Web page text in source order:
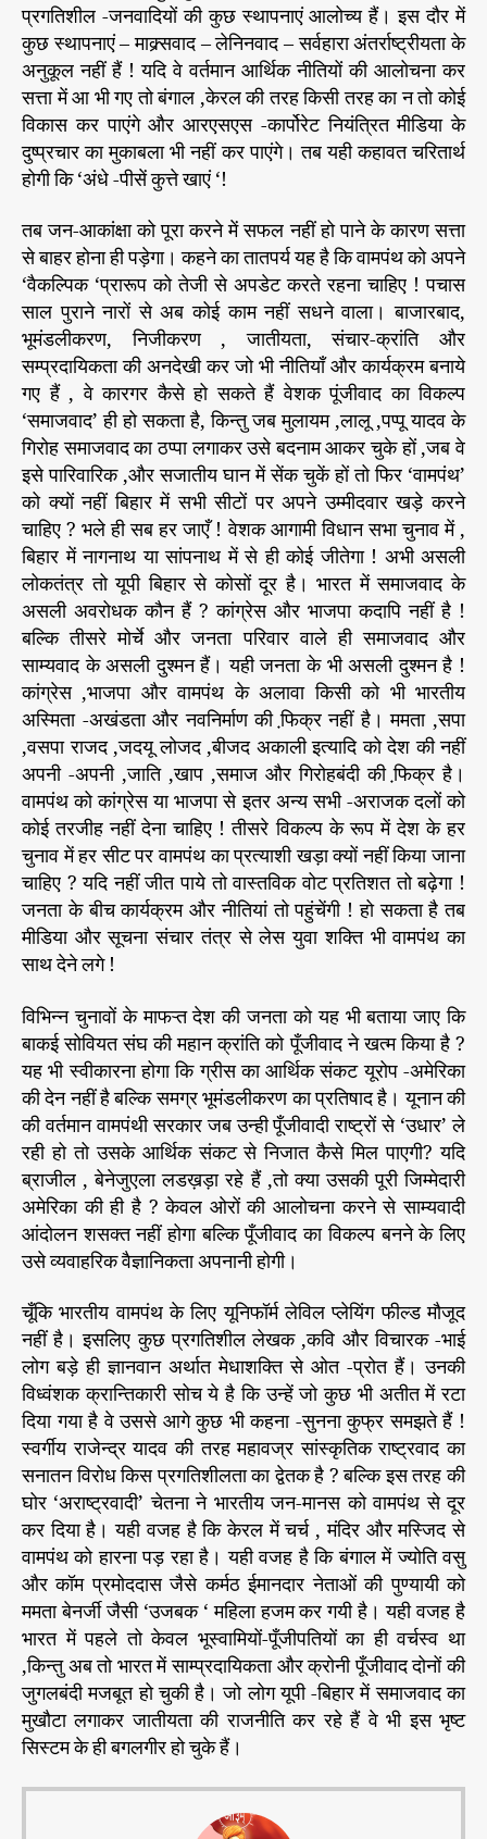
प्रगतिशील -जनवादियों की कुछ स्थापनाएं आलोच्य हैं। इस दौर में
कुछ स्थापनाएं – माक्र्सवाद – लेनिनवाद – सर्वहारा अंतर्राष्ट्रीयता के
अनुकूल नहीं हैं ! यदि वे वर्तमान आर्थिक नीतियों की आलोचना कर
सत्ता में आ भी गए तो बंगाल ,केरल की तरह किसी तरह का न तो कोई
विकास कर पाएंगे और आरएसएस -कार्पोरेट नियंत्रित मीडिया के
दुष्प्रचार का मुकाबला भी नहीं कर पाएंगे। तब यही कहावत चरितार्थ
होगी कि ‘अंधे -पीसें कुत्ते खाएं ‘!
तब जन-आकांक्षा को पूरा करने में सफल नहीं हो पाने के कारण सत्ता
से बाहर होना ही पड़ेगा। कहने का तातपर्य यह है कि वामपंथ को अपने
‘वैकल्पिक ‘प्रारूप को तेजी से अपडेट करते रहना चाहिए ! पचास
साल पुराने नारों से अब कोई काम नहीं सधने वाला। बाजारबाद,
भूमंडलीकरण, निजीकरण , जातीयता, संचार-क्रांति और
सम्प्रदायिकता की अनदेखी कर जो भी नीतियाँ और कार्यक्रम बनाये
गए हैं , वे कारगर कैसे हो सकते हैं वेशक पूंजीवाद का विकल्प
‘समाजवाद’ ही हो सकता है, किन्तु जब मुलायम ,लालू ,पप्पू यादव के
गिरोह समाजवाद का ठप्पा लगाकर उसे बदनाम आकर चुके हों ,जब वे
इसे पारिवारिक ,और सजातीय घान में सेंक चुकें हों तो फिर ‘वामपंथ’
को क्यों नहीं बिहार में सभी सीटों पर अपने उम्मीदवार खड़े करने
चाहिए ? भले ही सब हर जाएँ ! वेशक आगामी विधान सभा चुनाव में ,
बिहार में नागनाथ या सांपनाथ में से ही कोई जीतेगा ! अभी असली
लोकतंत्र तो यूपी बिहार से कोसों दूर है। भारत में समाजवाद के
असली अवरोधक कौन हैं ? कांग्रेस और भाजपा कदापि नहीं है !
बल्कि तीसरे मोर्चे और जनता परिवार वाले ही समाजवाद और
साम्यवाद के असली दुश्मन हैं। यही जनता के भी असली दुश्मन है !
कांग्रेस ,भाजपा और वामपंथ के अलावा किसी को भी भारतीय
अस्मिता -अखंडता और नवनिर्माण की फि़क्र नहीं है। ममता ,सपा
,वसपा राजद ,जदयू लोजद ,बीजद अकाली इत्यादि को देश की नहीं
अपनी -अपनी ,जाति ,खाप ,समाज और गिरोहबंदी की फि़क्र है।
वामपंथ को कांग्रेस या भाजपा से इतर अन्य सभी -अराजक दलों को
कोई तरजीह नहीं देना चाहिए ! तीसरे विकल्प के रूप में देश के हर
चुनाव में हर सीट पर वामपंथ का प्रत्याशी खड़ा क्यों नहीं किया जाना
चाहिए ? यदि नहीं जीत पाये तो वास्तविक वोट प्रतिशत तो बढ़ेगा !
जनता के बीच कार्यक्रम और नीतियां तो पहुंचेंगी ! हो सकता है तब
मीडिया और सूचना संचार तंत्र से लेस युवा शक्ति भी वामपंथ का
साथ देने लगे !
विभिन्न चुनावों के माफऱ्त देश की जनता को यह भी बताया जाए कि
बाकई सोवियत संघ की महान क्रांति को पूँजीवाद ने खत्म किया है ?
यह भी स्वीकारना होगा कि ग्रीस का आर्थिक संकट यूरोप -अमेरिका
की देन नहीं है बल्कि समग्र भूमंडलीकरण का प्रतिषाद है। यूनान की
की वर्तमान वामपंथी सरकार जब उन्ही पूँजीवादी राष्ट्रों से ‘उधार’ ले
रही हो तो उसके आर्थिक संकट से निजात कैसे मिल पाएगी? यदि
ब्राजील , बेनेजुएला लडख़ड़ा रहे हैं ,तो क्या उसकी पूरी जिम्मेदारी
अमेरिका की ही है ? केवल ओरों की आलोचना करने से साम्यवादी
आंदोलन शसक्त नहीं होगा बल्कि पूँजीवाद का विकल्प बनने के लिए
उसे व्यवाहरिक वैज्ञानिकता अपनानी होगी।
चूँकि भारतीय वामपंथ के लिए यूनिफॉर्म लेविल प्लेयिंग फील्ड मौजूद
नहीं है। इसलिए कुछ प्रगतिशील लेखक ,कवि और विचारक -भाई
लोग बड़े ही ज्ञानवान अर्थात मेधाशक्ति से ओत -प्रोत हैं। उनकी
विध्वंशक क्रान्तिकारी सोच ये है कि उन्हें जो कुछ भी अतीत में रटा
दिया गया है वे उससे आगे कुछ भी कहना -सुनना कुफ्र समझते हैं !
स्वर्गीय राजेन्द्र यादव की तरह महावज्र सांस्कृतिक राष्ट्रवाद का
सनातन विरोध किस प्रगतिशीलता का द्वेतक है ? बल्कि इस तरह की
घोर ‘अराष्ट्रवादी’ चेतना ने भारतीय जन-मानस को वामपंथ से दूर
कर दिया है। यही वजह है कि केरल में चर्च , मंदिर और मस्जिद से
वामपंथ को हारना पड़ रहा है। यही वजह है कि बंगाल में ज्योति वसु
और कॉम प्रमोददास जैसे कर्मठ ईमानदार नेताओं की पुण्यायी को
ममता बेनर्जी जैसी ‘उजबक ‘ महिला हजम कर गयी है। यही वजह है
भारत में पहले तो केवल भूस्वामियों-पूँजीपतियों का ही वर्चस्व था
,किन्तु अब तो भारत में साम्प्रदायिकता और क्रोनी पूँजीवाद दोनों की
जुगलबंदी मजबूत हो चुकी है। जो लोग यूपी -बिहार में समाजवाद का
मुखौटा लगाकर जातीयता की राजनीति कर रहे हैं वे भी इस भृष्ट
सिस्टम के ही बगलगीर हो चुके हैं।